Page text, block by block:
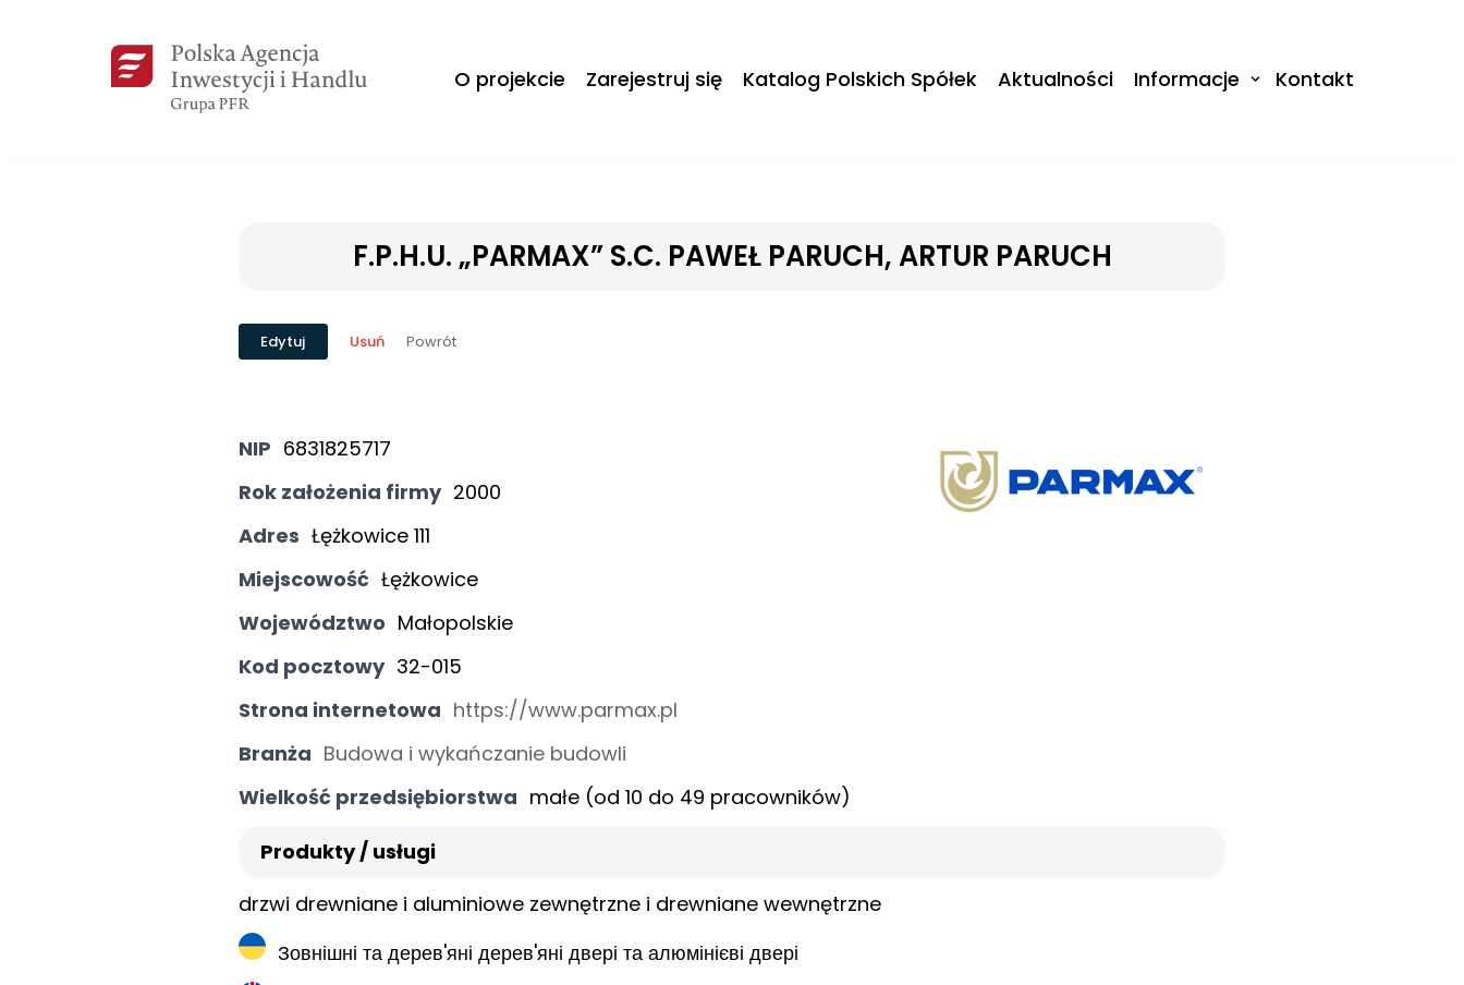
O projekcie Zarejestruj się Katalog Polskich Spółek Aktualności Informacje Kontakt
F.P.H.U. „PARMAX” S.C. PAWEŁ PARUCH, ARTUR PARUCH
Edytuj Usuń Powrót
NIP 6831825717
Rok założenia firmy 2000
Adres Łężkowice 111
Miejscowość Łężkowice
Województwo Małopolskie
Kod pocztowy 32-015
Strona internetowa https://www.parmax.pl
Branża Budowa i wykańczanie budowli
Wielkość przedsiębiorstwa małe (od 10 do 49 pracowników)
Produkty / usługi
drzwi drewniane i aluminiowe zewnętrzne i drewniane wewnętrzne
Зовнішні та дерев'яні дерев'яні двері та алюмінієві двері